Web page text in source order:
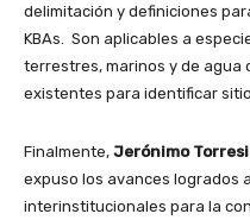
delimitación y definiciones
KBAs. Son aplicables a
terrestres, marinos y de agua
existentes para identificar
Finalmente, Jerónimo
expuso los avances logrados
interinstitucionales para la